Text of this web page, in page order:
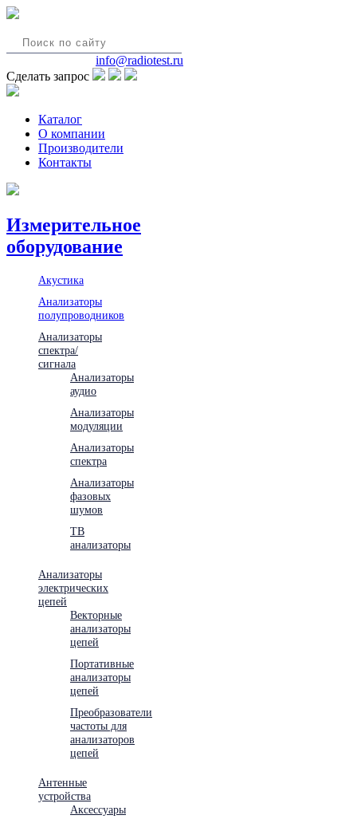
info@radiotest.ru
Сделать запрос
Каталог
О компании
Производители
Контакты
Измерительное
оборудование
Акустика
Анализаторы
полупроводников
Анализаторы
спектра/
сигнала
Анализаторы
аудио
Анализаторы
модуляции
Анализаторы
спектра
Анализаторы
фазовых
шумов
ТВ
анализаторы
Анализаторы
электрических
цепей
Векторные
анализаторы
цепей
Портативные
анализаторы
цепей
Преобразователи
частоты для
анализаторов
цепей
Антенные
устройства
Аксессуары